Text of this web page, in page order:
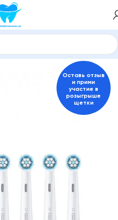
щетки и ирригатора ORAL-B
Оставь отзыв
и прими
участие в
розыгрыше
щетки